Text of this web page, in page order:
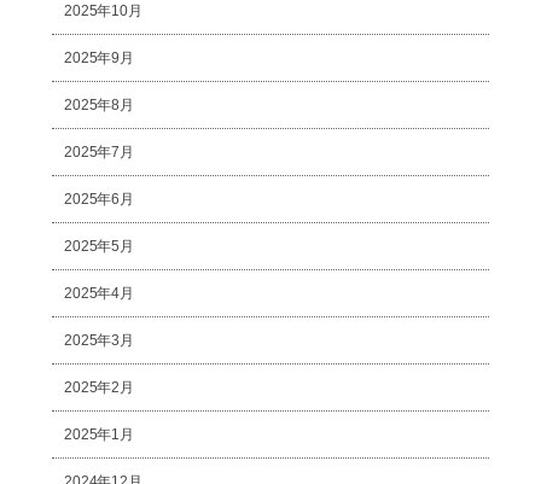
2025年10月
2025年9月
2025年8月
2025年7月
2025年6月
2025年5月
2025年4月
2025年3月
2025年2月
2025年1月